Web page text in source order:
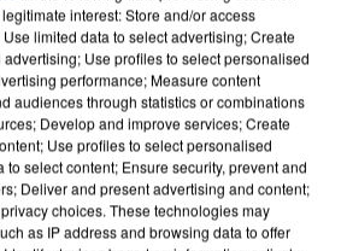
LES...
interest: Store and/or access
limited data to select advertising; Create
Use profiles to select personalised
performance; Measure content
audiences through statistics or combinations
Develop and improve services; Create
Use profiles to select personalised
to select content; Ensure security, prevent and
Deliver and present advertising and content;
choices. These technologies may
as IP address and browsing data to offer